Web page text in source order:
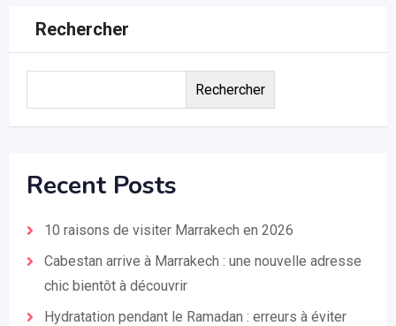
Rechercher
Rechercher
Recent Posts
10 raisons de visiter Marrakech en 2026
Cabestan arrive à Marrakech : une nouvelle adresse
chic bientôt à découvrir
Hydratation pendant le Ramadan : erreurs à éviter